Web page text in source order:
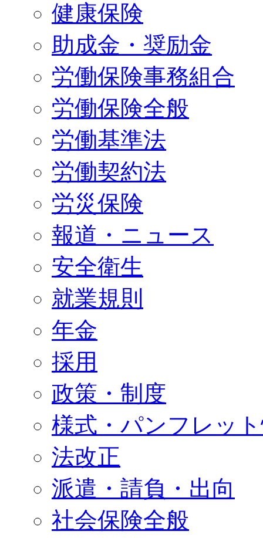
健康保険
助成金・奨励金
労働保険事務組合
労働保険全般
労働基準法
労働契約法
労災保険
報道・ニュース
安全衛生
就業規則
年金
採用
政策・制度
様式・パンフレッ
法改正
派遣・請負・出向
社会保険全般